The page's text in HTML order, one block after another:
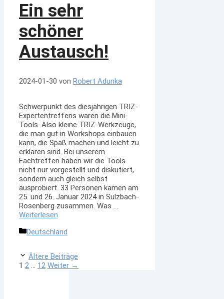
Ein sehr
schöner
Austausch!
2024-01-30 von Robert Adunka
Schwerpunkt des diesjährigen TRIZ-
Expertentreffens waren die Mini-
Tools. Also kleine TRIZ-Werkzeuge,
die man gut in Workshops einbauen
kann, die Spaß machen und leicht zu
erklären sind. Bei unserem
Fachtreffen haben wir die Tools
nicht nur vorgestellt und diskutiert,
sondern auch gleich selbst
ausprobiert. 33 Personen kamen am
25. und 26. Januar 2024 in Sulzbach-
Rosenberg zusammen. Was …
Weiterlesen
Kategorien
Deutschland
Ältere Beiträge
Seite
1 Seite
2 … Seite
12 Weiter →